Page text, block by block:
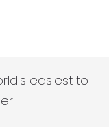
easiest to